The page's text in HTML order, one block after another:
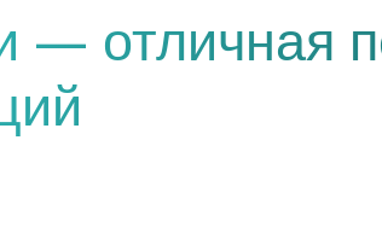
— отличная